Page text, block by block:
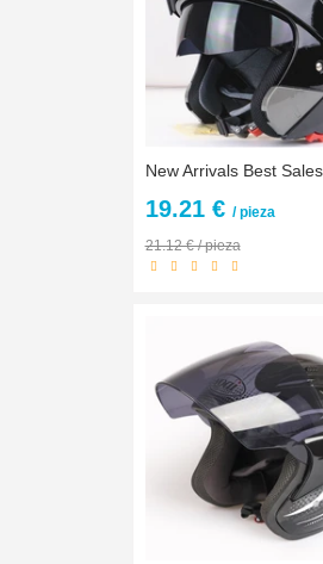
19.21 € / pieza
21.12 € / pieza